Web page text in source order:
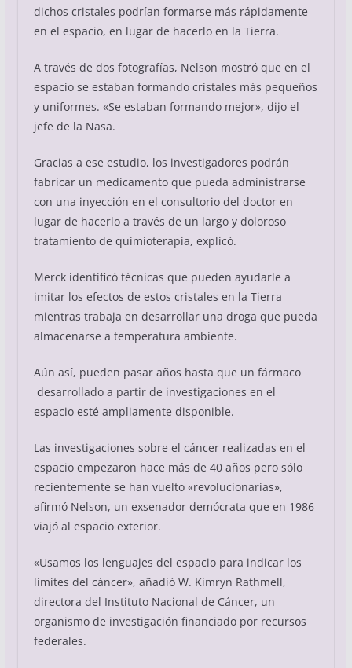
dichos cristales podrían formarse más rápidamente
en el espacio, en lugar de hacerlo en la Tierra.
A través de dos fotografías, Nelson mostró que en el
espacio se estaban formando cristales más pequeños
y uniformes. «Se estaban formando mejor», dijo el
jefe de la Nasa.
Gracias a ese estudio, los investigadores podrán
fabricar un medicamento que pueda administrarse
con una inyección en el consultorio del doctor en
lugar de hacerlo a través de un largo y doloroso
tratamiento de quimioterapia, explicó.
Merck identificó técnicas que pueden ayudarle a
imitar los efectos de estos cristales en la Tierra
mientras trabaja en desarrollar una droga que pueda
almacenarse a temperatura ambiente.
Aún así, pueden pasar años hasta que un fármaco
desarrollado a partir de investigaciones en el
espacio esté ampliamente disponible.
Las investigaciones sobre el cáncer realizadas en el
espacio empezaron hace más de 40 años pero sólo
recientemente se han vuelto «revolucionarias»,
afirmó Nelson, un exsenador demócrata que en 1986
viajó al espacio exterior.
«Usamos los lenguajes del espacio para indicar los
límites del cáncer», añadió W. Kimryn Rathmell,
directora del Instituto Nacional de Cáncer, un
organismo de investigación financiado por recursos
federales.